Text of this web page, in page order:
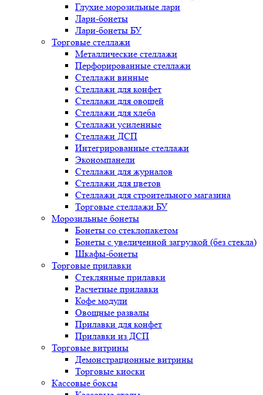
Глухие морозильные лари
Лари-бонеты
Лари-бонеты БУ
Торговые стеллажи
Металлические стеллажи
Перфорированные стеллажи
Стеллажи винные
Стеллажи для конфет
Стеллажи для овощей
Стеллажи для хлеба
Стеллажи усиленные
Стеллажи ДСП
Интегрированные стеллажи
Экономпанели
Стеллажи для журналов
Стеллажи для цветов
Стеллажи для строительного магазина
Торговые стеллажи БУ
Морозильные бонеты
Бонеты со стеклопакетом
Бонеты с увеличенной загрузкой (без стекла)
Шкафы-бонеты
Торговые прилавки
Стеклянные прилавки
Расчетные прилавки
Кофе модули
Овощные развалы
Прилавки для конфет
Прилавки из ДСП
Торговые витрины
Демонстрационные витрины
Торговые киоски
Кассовые боксы